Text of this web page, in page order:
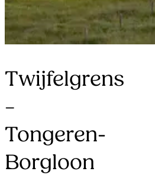
Twijfelgrens
–
Tongeren-
Borgloon